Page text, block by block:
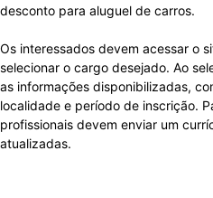
desconto para aluguel de carros.
Os interessados devem acessar o
selecionar o cargo desejado. Ao
as informações disponibilizadas,
localidade e período de inscrição.
profissionais devem enviar um
atualizadas.